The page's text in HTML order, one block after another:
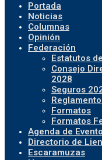
Portada
Noticias
Columnas
Opinión
Federación
Estatutos
Consejo
2028
Seguros
Formatos
Formatos
Agenda de
Directorio de
Escaramuzas